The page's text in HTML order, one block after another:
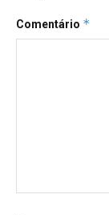
Comentário *